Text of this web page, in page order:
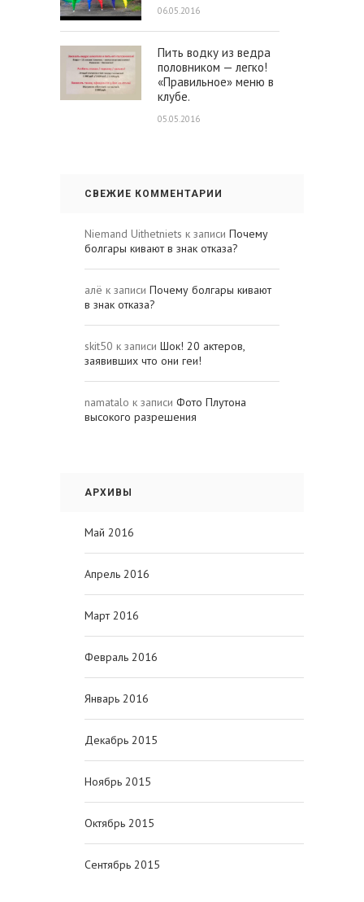
06.05.2016
Пить водку из ведра
половником — легко!
«Правильное» меню в
клубе.
05.05.2016
СВЕЖИЕ КОММЕНТАРИИ
Niemand Uithetniets к записи Почему
болгары кивают в знак отказа?
алё к записи Почему болгары кивают
в знак отказа?
skit50 к записи Шок! 20 актеров,
заявивших что они геи!
namatalo к записи Фото Плутона
высокого разрешения
АРХИВЫ
Май 2016
Апрель 2016
Март 2016
Февраль 2016
Январь 2016
Декабрь 2015
Ноябрь 2015
Октябрь 2015
Сентябрь 2015